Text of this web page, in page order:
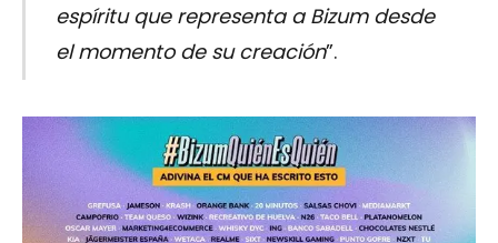
espíritu que representa a Bizum desde
el momento de su creación”.